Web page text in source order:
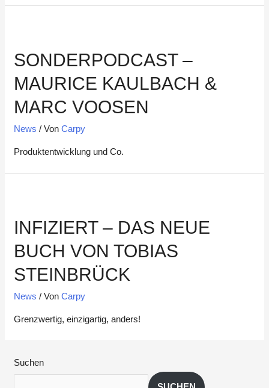
SONDERPODCAST –
MAURICE KAULBACH &
MARC VOOSEN
News / VonCarpy
Produktentwicklung und Co.
INFIZIERT – DAS NEUE
BUCH VON TOBIAS
STEINBRÜCK
News / VonCarpy
Grenzwertig, einzigartig, anders!
Suchen